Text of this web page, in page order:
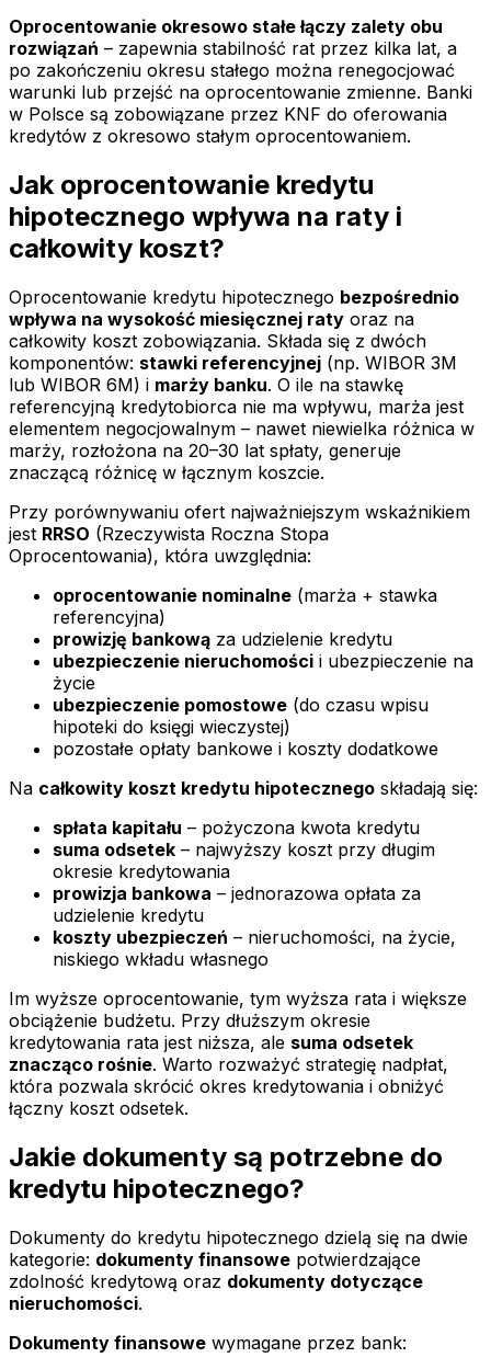
Oprocentowanie okresowo stałe łączy zalety obu
rozwiązań – zapewnia stabilność rat przez kilka lat, a
po zakończeniu okresu stałego można renegocjować
warunki lub przejść na oprocentowanie zmienne. Banki
w Polsce są zobowiązane przez KNF do oferowania
kredytów z okresowo stałym oprocentowaniem.
Jak oprocentowanie kredytu
hipotecznego wpływa na raty i
całkowity koszt?
Oprocentowanie kredytu hipotecznego bezpośrednio
wpływa na wysokość miesięcznej raty oraz na
całkowity koszt zobowiązania. Składa się z dwóch
komponentów: stawki referencyjnej (np. WIBOR 3M
lub WIBOR 6M) i marży banku. O ile na stawkę
referencyjną kredytobiorca nie ma wpływu, marża jest
elementem negocjowalnym – nawet niewielka różnica w
marży, rozłożona na 20–30 lat spłaty, generuje
znaczącą różnicę w łącznym koszcie.
Przy porównywaniu ofert najważniejszym wskaźnikiem
jest RRSO (Rzeczywista Roczna Stopa
Oprocentowania), która uwzględnia:
oprocentowanie nominalne (marża + stawka
referencyjna)
prowizję bankową za udzielenie kredytu
ubezpieczenie nieruchomości i ubezpieczenie na
życie
ubezpieczenie pomostowe (do czasu wpisu
hipoteki do księgi wieczystej)
pozostałe opłaty bankowe i koszty dodatkowe
Na całkowity koszt kredytu hipotecznego składają się:
spłata kapitału – pożyczona kwota kredytu
suma odsetek – najwyższy koszt przy długim
okresie kredytowania
prowizja bankowa – jednorazowa opłata za
udzielenie kredytu
koszty ubezpieczeń – nieruchomości, na życie,
niskiego wkładu własnego
Im wyższe oprocentowanie, tym wyższa rata i większe
obciążenie budżetu. Przy dłuższym okresie
kredytowania rata jest niższa, ale suma odsetek
znacząco rośnie. Warto rozważyć strategię nadpłat,
która pozwala skrócić okres kredytowania i obniżyć
łączny koszt odsetek.
Jakie dokumenty są potrzebne do
kredytu hipotecznego?
Dokumenty do kredytu hipotecznego dzielą się na dwie
kategorie: dokumenty finansowe potwierdzające
zdolność kredytową oraz dokumenty dotyczące
nieruchomości.
Dokumenty finansowe wymagane przez bank: